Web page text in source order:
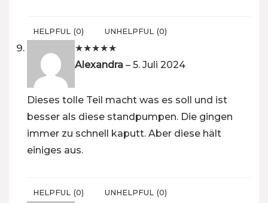
HELPFUL (0) UNHELPFUL (0)
★★★★★
Alexandra – 5. Juli 2024
Dieses tolle Teil macht was es soll und ist
besser als diese standpumpen. Die gingen
immer zu schnell kaputt. Aber diese hält
einiges aus.
HELPFUL (0) UNHELPFUL (0)